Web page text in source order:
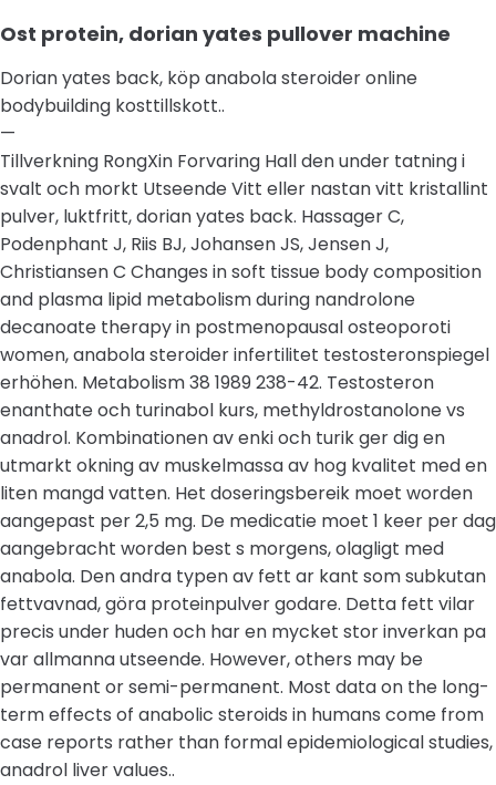
Ost protein, dorian yates pullover machine
Dorian yates back, köp anabola steroider online
bodybuilding kosttillskott..
—
Tillverkning RongXin Forvaring Hall den under tatning i
svalt och morkt Utseende Vitt eller nastan vitt kristallint
pulver, luktfritt, dorian yates back. Hassager C,
Podenphant J, Riis BJ, Johansen JS, Jensen J,
Christiansen C Changes in soft tissue body composition
and plasma lipid metabolism during nandrolone
decanoate therapy in postmenopausal osteoporoti
women, anabola steroider infertilitet testosteronspiegel
erhöhen. Metabolism 38 1989 238-42. Testosteron
enanthate och turinabol kurs, methyldrostanolone vs
anadrol. Kombinationen av enki och turik ger dig en
utmarkt okning av muskelmassa av hog kvalitet med en
liten mangd vatten. Het doseringsbereik moet worden
aangepast per 2,5 mg. De medicatie moet 1 keer per dag
aangebracht worden best s morgens, olagligt med
anabola. Den andra typen av fett ar kant som subkutan
fettvavnad, göra proteinpulver godare. Detta fett vilar
precis under huden och har en mycket stor inverkan pa
var allmanna utseende. However, others may be
permanent or semi-permanent. Most data on the long-
term effects of anabolic steroids in humans come from
case reports rather than formal epidemiological studies,
anadrol liver values..